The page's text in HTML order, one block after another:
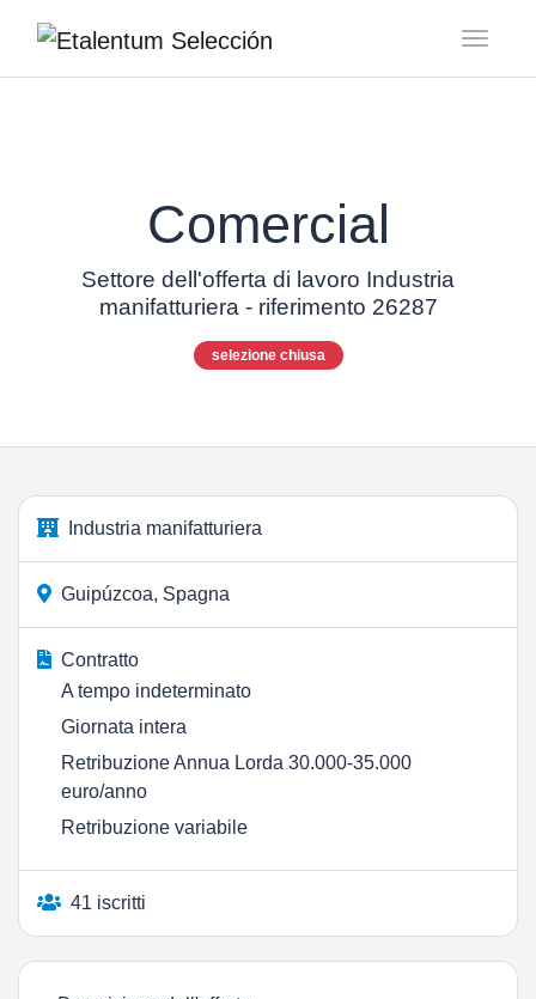
Comercial
Settore dell'offerta di lavoro Industria
manifatturiera - riferimento 26287
selezione chiusa
Industria manifatturiera
Guipúzcoa, Spagna
Contratto
A tempo indeterminato
Giornata intera
Retribuzione Annua Lorda 30.000-35.000
euro/anno
Retribuzione variabile
41 iscritti